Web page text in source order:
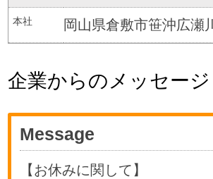
本社 岡山県倉敷市笹沖広瀬
企業からのメッセージ
Message
【お休みに関して】